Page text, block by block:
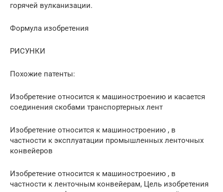
горячей вулканизации.
Формула изобретения
РИСУНКИ
Похожие патенты:
Изобретение относится к машиностроению и касается
соединения скобами транспортерных лент
Изобретение относится к машиностроению , в
частности к эксплуатации промышленных ленточных
конвейеров
Изобретение относится к машиностроению , в
частности к ленточным конвейерам, Цель изобретения